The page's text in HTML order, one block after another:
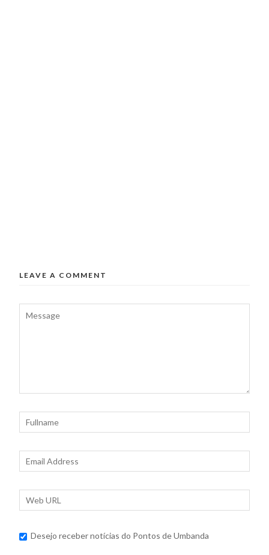
LEAVE A COMMENT
Desejo receber notícias do Pontos de Umbanda